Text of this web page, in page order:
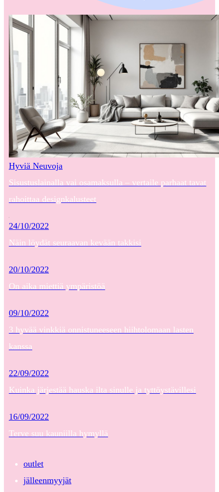
Hyviä Neuvoja
Sisustuslainalla vai osamaksulla – vertaile parhaat tavat
rahoittaa designkalusteet
24/10/2022
Näin löydät seuraavan kevään takkisi
20/10/2022
On aika miettiä ympäristöä
09/10/2022
3 hyvää vinkkiä onnistuneeseen hiihtolomaan lasten
kanssa
22/09/2022
Kuinka järjestää hauska ilta sinulle ja tyttöystävillesi
16/09/2022
Terve suu kauniilla hymyllä
outlet
jälleenmyyjät